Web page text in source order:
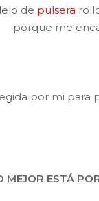
de pulsera
porque me
por mi para
MEJOR ESTÁ